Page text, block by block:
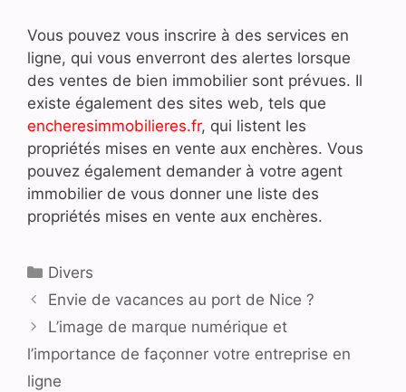
Vous pouvez vous inscrire à des services en
ligne, qui vous enverront des alertes lorsque
des ventes de bien immobilier sont prévues. Il
existe également des sites web, tels que
encheresimmobilieres.fr, qui listent les
propriétés mises en vente aux enchères. Vous
pouvez également demander à votre agent
immobilier de vous donner une liste des
propriétés mises en vente aux enchères.
Catégories
Divers
Envie de vacances au port de Nice ?
L’image de marque numérique et
l’importance de façonner votre entreprise en
ligne